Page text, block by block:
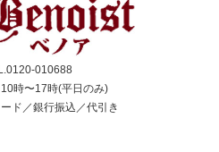
010688
時〜17時(平日のみ)
ド／銀行振込／代引き